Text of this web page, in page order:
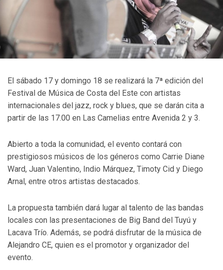
El sábado 17 y domingo 18 se realizará la 7ª edición del
Festival de Música de Costa del Este con artistas
internacionales del jazz, rock y blues, que se darán cita a
partir de las 17.00 en Las Camelias entre Avenida 2 y 3.
Abierto a toda la comunidad, el evento contará con
prestigiosos músicos de los géneros como Carrie Diane
Ward, Juan Valentino, Indio Márquez, Timoty Cid y Diego
Arnal, entre otros artistas destacados.
La propuesta también dará lugar al talento de las bandas
locales con las presentaciones de Big Band del Tuyú y
Lacava Trío. Además, se podrá disfrutar de la música de
Alejandro CE, quien es el promotor y organizador del
evento.